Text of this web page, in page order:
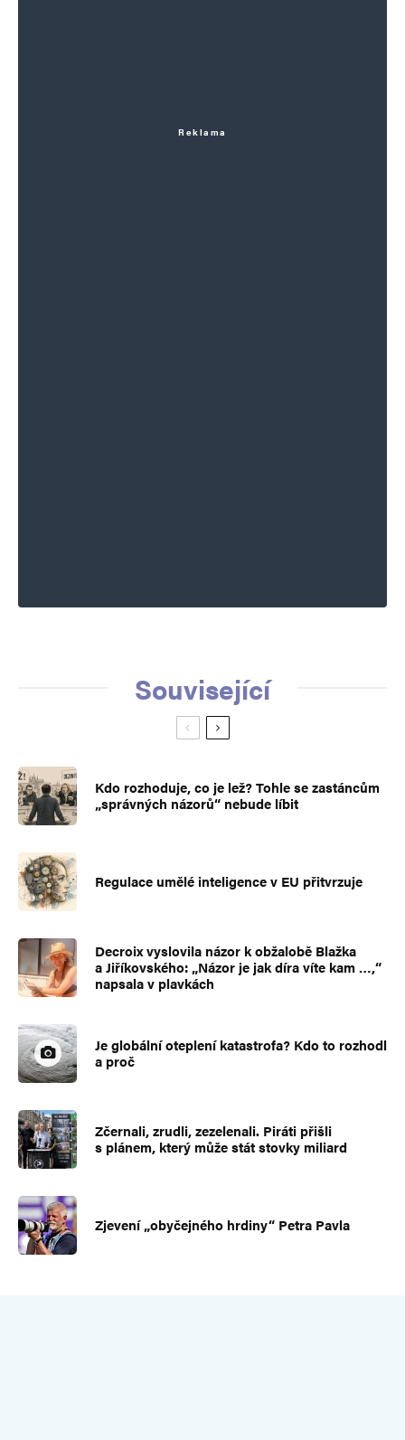
Reklama
Související
Kdo rozhoduje, co je lež? Tohle se zastáncům
„správných názorů“ nebude líbit
Regulace umělé inteligence v EU přitvrzuje
Decroix vyslovila názor k obžalobě Blažka
a Jiříkovského: „Názor je jak díra víte kam …,“
napsala v plavkách
Je globální oteplení katastrofa? Kdo to rozhodl
a proč
Zčernali, zrudli, zezelenali. Piráti přišli
s plánem, který může stát stovky miliard
Zjevení „obyčejného hrdiny“ Petra Pavla